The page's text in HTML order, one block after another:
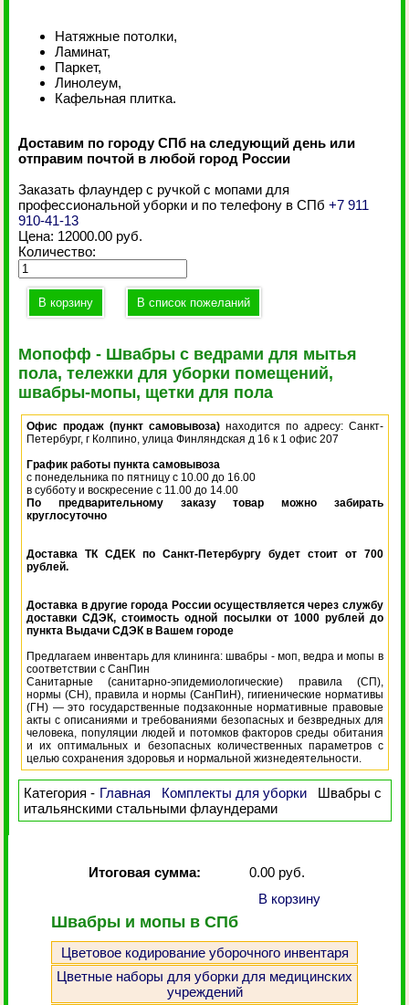
Натяжные потолки,
Ламинат,
Паркет,
Линолеум,
Кафельная плитка.
Доставим по городу СПб на следующий день или
отправим почтой в любой город России
Заказать флаундер с ручкой с мопами для
профессиональной уборки и по телефону в СПб+7 911
910-41-13
Цена: 12000.00 руб.
Количество:
Мопофф - Швабры с ведрами для мытья
пола, тележки для уборки помещений,
швабры-мопы, щетки для пола
Офис продаж (пункт самовывоза) находится по адресу: Санкт-
Петербург, г Колпино, улица Финляндская д 16 к 1 офис 207
График работы пункта самовывоза
с понедельника по пятницу с 10.00 до 16.00
в субботу и воскресение с 11.00 до 14.00
По предварительному заказу товар можно забирать
круглосуточно
Доставка ТК СДЕК по Санкт-Петербургу будет стоит от 700
рублей.
Доставка в другие города России осуществляется через службу
доставки СДЭК, стоимость одной посылки от 1000 рублей до
пункта Выдачи СДЭК в Вашем городе
Предлагаем инвентарь для клининга: швабры - моп, ведра и мопы в
соответствии с СанПин
Санитарные (санитарно-эпидемиологические) правила (СП),
нормы (СН), правила и нормы (СанПиН), гигиенические нормативы
(ГН) — это государственные подзаконные нормативные правовые
акты с описаниями и требованиями безопасных и безвредных для
человека, популяции людей и потомков факторов среды обитания
и их оптимальных и безопасных количественных параметров с
целью сохранения здоровья и нормальной жизнедеятельности.
Категория - Главная Комплекты для уборки
Швабры с
итальянскими стальными флаундерами
Итоговая сумма:
0.00 руб.
В корзину
Швабры и мопы в СПб
Цветовое кодирование уборочного инвентаря
Цветные наборы для уборки для медицинских
учреждений